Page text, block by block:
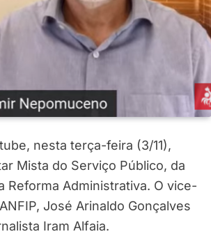
nesta terça-feira (3/11),
Mista do Serviço Público, da
Reforma Administrativa. O vice-
José Arinaldo Gonçalves
Iram Alfaia.